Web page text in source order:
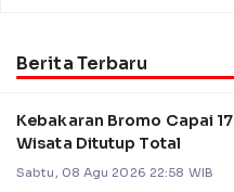
Berita Terbaru
Kebakaran Bromo Capai
Wisata Ditutup Total
Sabtu, 08 Agu 2026 22:58 WIB